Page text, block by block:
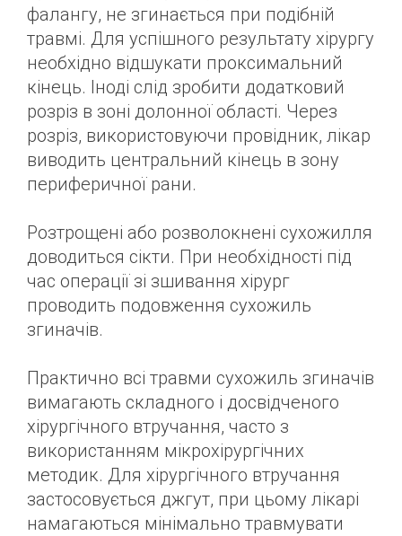
фалангу, не згинається при подібній
травмі. Для успішного результату хірургу
необхідно відшукати проксимальний
кінець. Іноді слід зробити додатковий
розріз в зоні долонної області. Через
розріз, використовуючи провідник, лікар
виводить центральний кінець в зону
периферичної рани.
Розтрощені або розволокнені сухожилля
доводиться сікти. При необхідності під
час операції зі зшивання хірург
проводить подовження сухожиль
згиначів.
Практично всі травми сухожиль згиначів
вимагають складного і досвідченого
хірургічного втручання, часто з
використанням мікрохірургічних
методик. Для хірургічного втручання
застосовується джгут, при цьому лікарі
намагаються мінімально травмувати